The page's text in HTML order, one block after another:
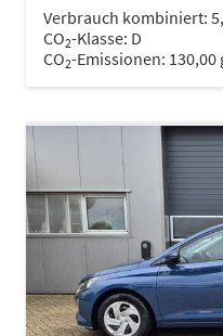
Verbrauch kombiniert:
CO2-Klasse: D
CO2-Emissionen: 130,00